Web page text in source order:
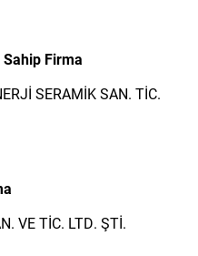
Firma
SERAMİK SAN. TİC.
VE TİC. LTD. ŞTİ.